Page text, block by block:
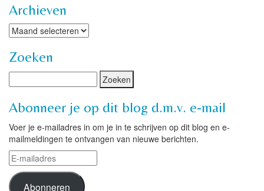
Archieven
Archieven
Zoeken
Abonneer je op dit blog d.m.v. e-mail
Voer je e-mailadres in om je in te schrijven op dit blog en e-
mailmeldingen te ontvangen van nieuwe berichten.
E-
mailadres
Abonneren